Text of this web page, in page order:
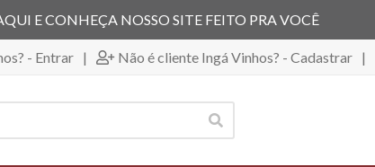
E CONHEÇA NOSSO SITE FEITO PRA VOCÊ
- Entrar | Não é cliente Ingá Vinhos? - Cadastrar |